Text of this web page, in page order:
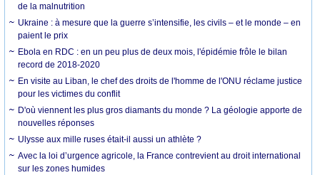
de la malnutrition
Ukraine : à mesure que la guerre s’intensifie, les civils – et le monde – en
paient le prix
Ebola en RDC : en un peu plus de deux mois, l'épidémie frôle le bilan
record de 2018-2020
En visite au Liban, le chef des droits de l'homme de l'ONU réclame justice
pour les victimes du conflit
D'où viennent les plus gros diamants du monde ? La géologie apporte de
nouvelles réponses
Ulysse aux mille ruses était-il aussi un athlète ?
Avec la loi d’urgence agricole, la France contrevient au droit international
sur les zones humides